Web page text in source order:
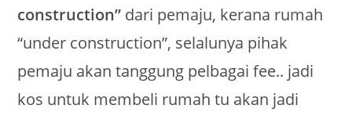
construction” dari pemaju, kerana rumah
“under construction”, selalunya pihak
pemaju akan tanggung pelbagai fee.. jadi
kos untuk membeli rumah tu akan jadi